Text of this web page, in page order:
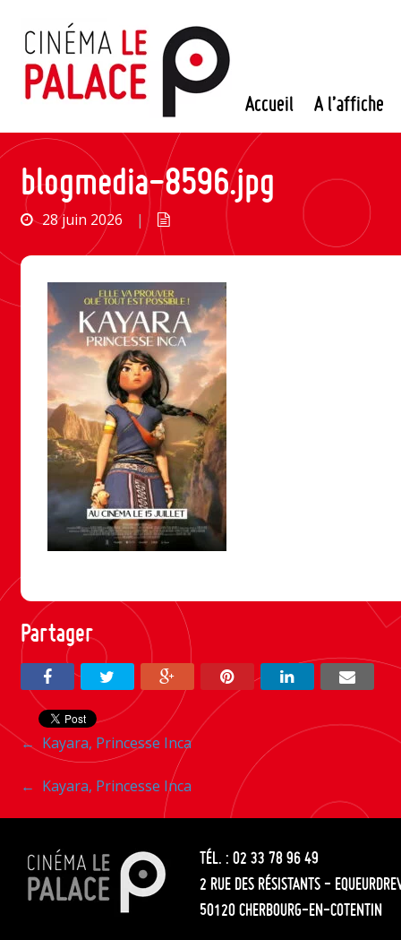
contenu
Accueil A l’affiche
blogmedia-8596.jpg
28 juin 2026 |
Partager
Navigation
entre
les
articles
← Kayara, Princesse Inca
Navigation
entre
les
articles
← Kayara, Princesse Inca
TÉL. : 02 33 78 96 49
2 RUE DES RÉSISTANTS -
50120 CHERBOURG-EN-COTENTIN